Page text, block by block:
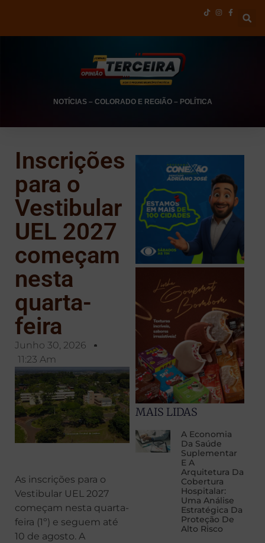
NOTÍCIAS– COLORADO E REGIÃO– POLÍTICA
Inscrições
para o
Vestibular
UEL 2027
começam
nesta
quarta-
feira
Junho 30, 2026
11:23 Am
As inscrições para o
Vestibular UEL 2027
começam nesta quarta-
feira (1º) e seguem até
10 de agosto. A
MAIS LIDAS
A Economia
Da Saúde
Suplementar
E A
Arquitetura Da
Cobertura
Hospitalar:
Uma Análise
Estratégica Da
Proteção De
Alto Risco